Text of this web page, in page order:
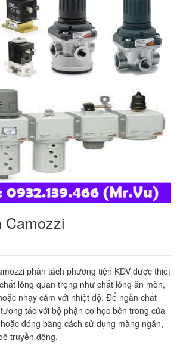
Camozzi
phân tách phương tiện KDV được thiết
lỏng quan trọng như chất lỏng ăn mòn,
nhạy cảm với nhiệt độ. Để ngăn chất
tác với bộ phận cơ học bên trong của
đóng bằng cách sử dụng màng ngăn,
truyền động.